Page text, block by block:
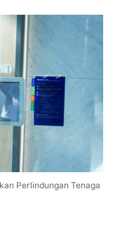
Perlindungan Tenaga